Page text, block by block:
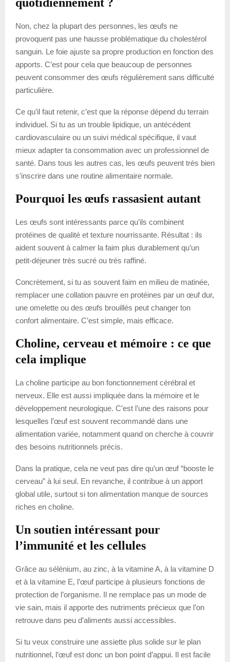
Non, chez la plupart des personnes, les œufs ne
provoquent pas une hausse problématique du cholestérol
sanguin. Le foie ajuste sa propre production en fonction des
apports. C’est pour cela que beaucoup de personnes
peuvent consommer des œufs régulièrement sans difficulté
particulière.
Ce qu’il faut retenir, c’est que la réponse dépend du terrain
individuel. Si tu as un trouble lipidique, un antécédent
cardiovasculaire ou un suivi médical spécifique, il vaut
mieux adapter ta consommation avec un professionnel de
santé. Dans tous les autres cas, les œufs peuvent très bien
s’inscrire dans une routine alimentaire normale.
Pourquoi les œufs rassasient autant
Les œufs sont intéressants parce qu’ils combinent
protéines de qualité et texture nourrissante. Résultat : ils
aident souvent à calmer la faim plus durablement qu’un
petit-déjeuner très sucré ou très raffiné.
Concrètement, si tu as souvent faim en milieu de matinée,
remplacer une collation pauvre en protéines par un œuf dur,
une omelette ou des œufs brouillés peut changer ton
confort alimentaire. C’est simple, mais efficace.
Choline, cerveau et mémoire : ce que
cela implique
La choline participe au bon fonctionnement cérébral et
nerveux. Elle est aussi impliquée dans la mémoire et le
développement neurologique. C’est l’une des raisons pour
lesquelles l’œuf est souvent recommandé dans une
alimentation variée, notamment quand on cherche à couvrir
des besoins nutritionnels précis.
Dans la pratique, cela ne veut pas dire qu’un œuf “booste le
cerveau” à lui seul. En revanche, il contribue à un apport
global utile, surtout si ton alimentation manque de sources
riches en choline.
Un soutien intéressant pour
l’immunité et les cellules
Grâce au sélénium, au zinc, à la vitamine A, à la vitamine D
et à la vitamine E, l’œuf participe à plusieurs fonctions de
protection de l’organisme. Il ne remplace pas un mode de
vie sain, mais il apporte des nutriments précieux que l’on
retrouve dans peu d’aliments aussi accessibles.
Si tu veux construire une assiette plus solide sur le plan
nutritionnel, l’œuf est donc un bon point d’appui. Il est facile